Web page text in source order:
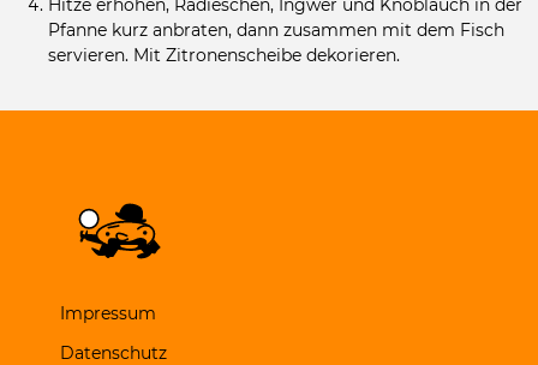
Hitze erhöhen, Radieschen, Ingwer und Knoblauch in der
Pfanne kurz anbraten, dann zusammen mit dem Fisch
servieren. Mit Zitronenscheibe dekorieren.
Impressum
Datenschutz